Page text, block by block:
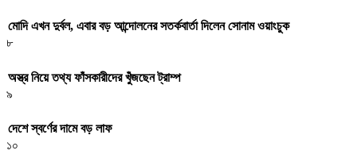
মোদি এখন দুর্বল, এবার বড় আন্দোলনের সতর্কবার্তা দিলেন সোনাম ওয়াংচুক
৮
অস্ত্র নিয়ে তথ্য ফাঁসকারীদের খুঁজছেন ট্রাম্প
৯
দেশে স্বর্ণের দামে বড় লাফ
১০